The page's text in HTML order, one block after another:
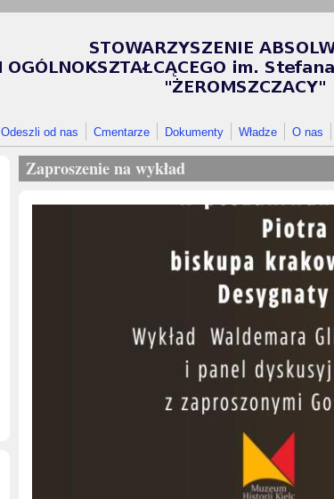
Odeszli od nas Cmentarze Dokumenty Władze O nas
Zaproszenie na wykład